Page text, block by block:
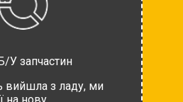
У запчастин
вийшла з ладу, ми